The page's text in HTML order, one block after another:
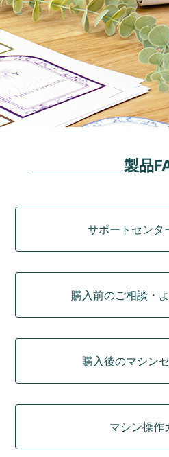
製品
サポートセンタ
購入前のご相談・
購入後のマシン
マシン操作